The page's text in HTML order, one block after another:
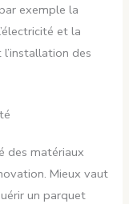
exemple la
et la
des
des matériaux
Mieux vaut
un parquet